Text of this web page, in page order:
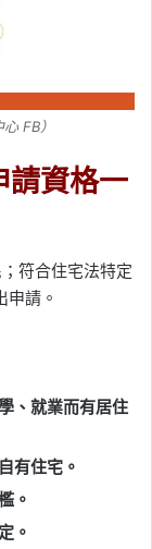
宅
首度跨出
雲林、臺東
間、申請資
資格, 社會住宅進度
FB）
請資格一
符合住宅法特定
請。
、就業而有居住
有住宅。
。
。